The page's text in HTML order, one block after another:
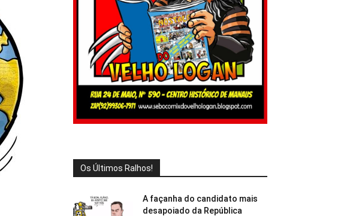
Os Últimos Ralhos!
A façanha do candidato mais
desapoiado da República